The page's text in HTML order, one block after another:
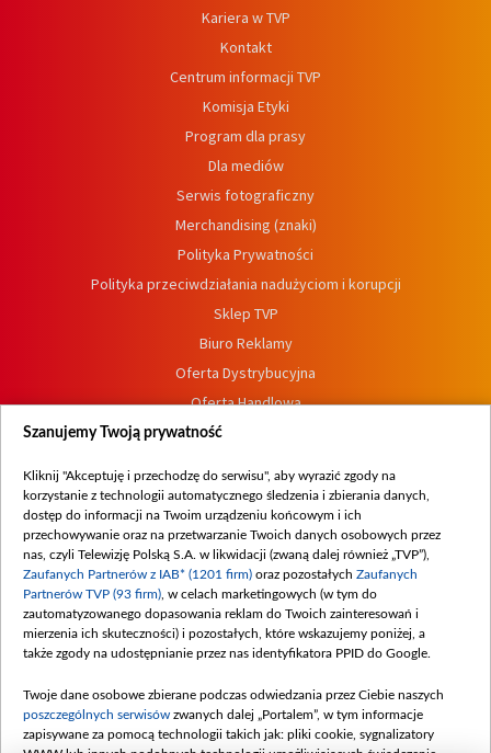
Kariera w TVP
Kontakt
Centrum informacji TVP
Komisja Etyki
Program dla prasy
Dla mediów
Serwis fotograficzny
Merchandising (znaki)
Polityka Prywatności
Polityka przeciwdziałania nadużyciom i korupcji
Sklep TVP
Biuro Reklamy
Oferta Dystrybucyjna
Oferta Handlowa
Dostępność
Procedura zgłoszeń wewnętrznych
Szanujemy Twoją prywatność
Kliknij "Akceptuję i przechodzę do serwisu", aby wyrazić zgody na
korzystanie z technologii automatycznego śledzenia i zbierania danych,
dostęp do informacji na Twoim urządzeniu końcowym i ich
przechowywanie oraz na przetwarzanie Twoich danych osobowych przez
nas, czyli Telewizję Polską S.A. w likwidacji (zwaną dalej również „TVP”),
Zaufanych Partnerów z IAB* (1201 firm) oraz pozostałych Zaufanych
Partnerów TVP (93 firm) , w celach marketingowych (w tym do
zautomatyzowanego dopasowania reklam do Twoich zainteresowań i
mierzenia ich skuteczności) i pozostałych, które wskazujemy poniżej, a
także zgody na udostępnianie przez nas identyfikatora PPID do Google.
Twoje dane osobowe zbierane podczas odwiedzania przez Ciebie naszych
poszczególnych serwisów zwanych dalej „Portalem”, w tym informacje
zapisywane za pomocą technologii takich jak: pliki cookie, sygnalizatory